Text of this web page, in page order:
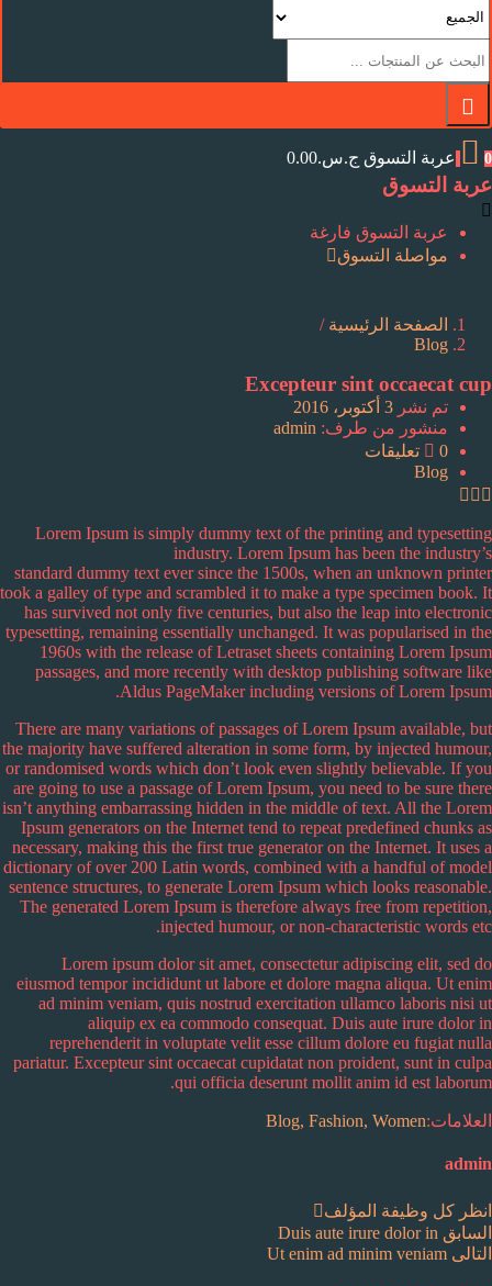
0 عربة التسوق ج.س.0.00
عربة التسوق
عربة التسوق فارغة
مواصلة التسوق
الصفحة الرئيسية /
Blog
Excepteur sint occaecat cup
تم نشر على
3 أكتوبر، 2016
منشور من طرف: admin
0
تعليقات
Blog
Lorem Ipsum is simply dummy text of the printing and typesetting
industry. Lorem Ipsum has been the industry’s
standard dummy text ever since the 1500s, when an unknown printer
took a galley of type and scrambled it to make a type specimen book. It
has survived not only five centuries, but also the leap into electronic
typesetting, remaining essentially unchanged. It was popularised in the
1960s with the release of Letraset sheets containing Lorem Ipsum
passages, and more recently with desktop publishing software like
Aldus PageMaker including versions of Lorem Ipsum.
There are many variations of passages of Lorem Ipsum available, but
the majority have suffered alteration in some form, by injected humour,
or randomised words which don’t look even slightly believable. If you
are going to use a passage of Lorem Ipsum, you need to be sure there
isn’t anything embarrassing hidden in the middle of text. All the Lorem
Ipsum generators on the Internet tend to repeat predefined chunks as
necessary, making this the first true generator on the Internet. It uses a
dictionary of over 200 Latin words, combined with a handful of model
sentence structures, to generate Lorem Ipsum which looks reasonable.
The generated Lorem Ipsum is therefore always free from repetition,
injected humour, or non-characteristic words etc.
Lorem ipsum dolor sit amet, consectetur adipiscing elit, sed do
eiusmod tempor incididunt ut labore et dolore magna aliqua. Ut enim
ad minim veniam, quis nostrud exercitation ullamco laboris nisi ut
aliquip ex ea commodo consequat. Duis aute irure dolor in
reprehenderit in voluptate velit esse cillum dolore eu fugiat nulla
pariatur. Excepteur sint occaecat cupidatat non proident, sunt in culpa
qui officia deserunt mollit anim id est laborum.
العلامات: Blog, Fashion, Women
admin
انظر كل وظيفة المؤلف
تصفّح
المقالات
السابق المنشور
السابق:
Duis aute irure dolor in
التالى الوظيفة
Ut enim ad minim veniam